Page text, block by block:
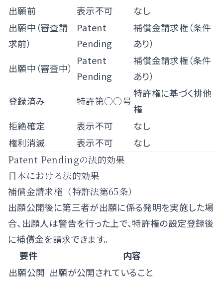
出願前 表示不可
なし
出願中（審査請
求前）
Patent
Pending
補償金請求権（条件
あり）
出願中（審査中）
Patent
Pending
補償金請求権（条件
あり）
登録済み
特許第○○号
特許権に基づく排他
権
拒絶確定
表示不可
なし
権利消滅
表示不可
なし
Patent Pendingの法的効果
日本における法的効果
補償金請求権（特許法第65条）
出願公開後に第三者が出願に係る発明を実施した場
合、出願人は警告を行った上で、特許権の設定登録後
に補償金を請求できます。
要件
内容
出願公開 出願が公開されていること